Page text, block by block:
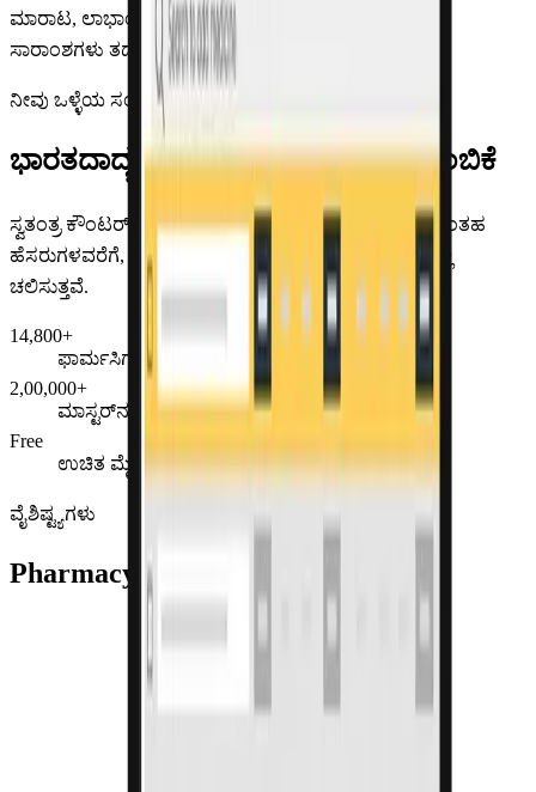
ಮಾರಾಟ, ಲಾಭಾಂಶ, ಸಿಬ್ಬಂದಿ ಕಾರ್ಯಕ್ಷಮತೆ ಮತ್ತು ದೈನಂದಿನ
ಸಾರಾಂಶಗಳು ತಡವಾಗಿ ಬರುತ್ತವೆ, ಬಂದರೆ.
ನೀವು ಒಳ್ಳೆಯ ಸಂಗದಲ್ಲಿದ್ದೀರಿ
ಭಾರತದಾದ್ಯಂತ 14,800+ ಫಾರ್ಮಸಿಗಳ ನಂಬಿಕೆ
ಸ್ವತಂತ್ರ ಕೌಂಟರ್‌ಗಳಿಂದ Emami Frank Ross ಮತ್ತು DMart ನಂತಹ
ಹೆಸರುಗಳವರೆಗೆ, ದೇಶಾದ್ಯಂತ ಫಾರ್ಮಸಿಗಳು Pharmacy Pro ನಲ್ಲಿ
ಚಲಿಸುತ್ತವೆ.
14,800+
ಫಾರ್ಮಸಿಗಳು & ಗ್ರೂಪ್ ಬಳಕೆದಾರರು
2,00,000+
ಮಾಸ್ಟರ್‌ನಲ್ಲಿ ಉತ್ಪನ್ನಗಳು
Free
ಉಚಿತ ಮೈಗ್ರೇಷನ್ & ಆನ್‌ಬೋರ್ಡಿಂಗ್
ವೈಶಿಷ್ಟ್ಯಗಳು
Pharmacy Pro POS
ವೇಗದ ಮತ್ತು ಸುಲಭ ಬಿಲ್ಲಿಂಗ್